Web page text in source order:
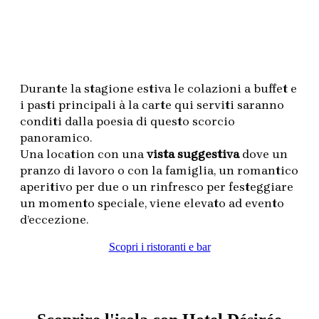
Durante la stagione estiva le colazioni a buffet e
i pasti principali à la carte qui serviti saranno
conditi dalla poesia di questo scorcio
panoramico.
Una location con una vista suggestivadove un
pranzo di lavoro o con la famiglia, un romantico
aperitivo per due o un rinfresco per festeggiare
un momento speciale, viene elevato ad evento
d’eccezione.
Scopri i ristoranti e bar